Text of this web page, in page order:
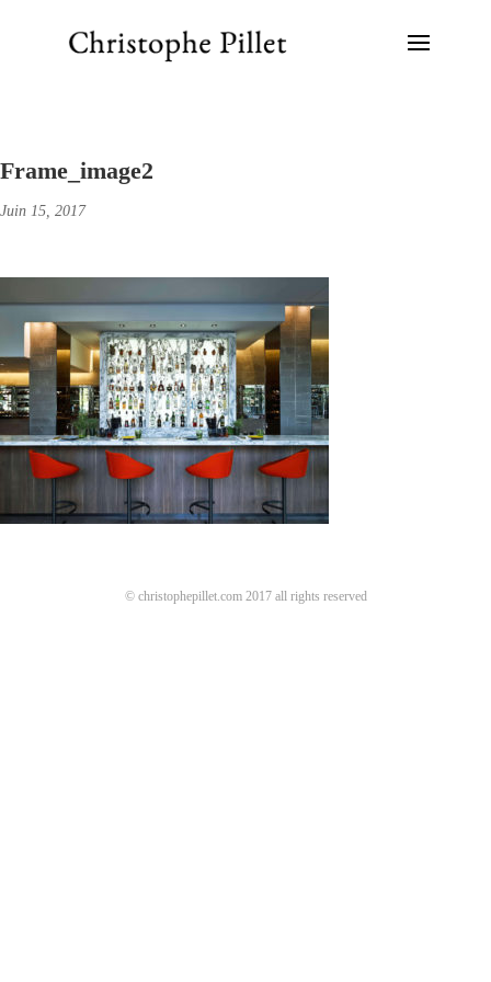
Frame_image2
Juin 15, 2017
© christophepillet.com 2017 all rights reserved